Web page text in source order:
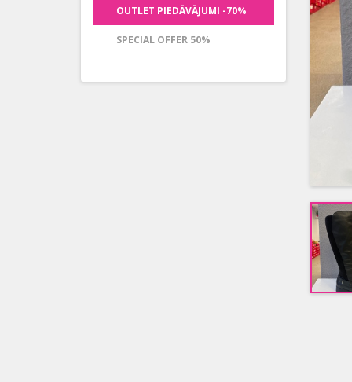
OUTLET PIEDĀVĀJUMI -70%
SPECIAL OFFER 50%